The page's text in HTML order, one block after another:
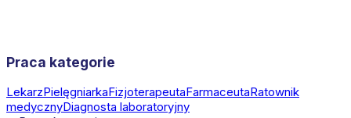
Praca kategorie
LekarzPielęgniarkaFizjoterapeutaFarmaceutaRatownik
medycznyDiagnosta laboratoryjny